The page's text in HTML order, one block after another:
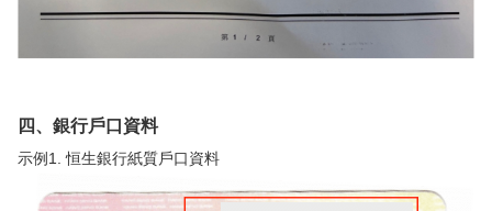
四、銀行戶口資料
示例1. 恒生銀行紙質戶口資料